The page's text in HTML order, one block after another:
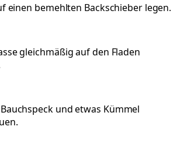
einen bemehlten Backschieber legen.
gleichmäßig auf den Fladen
und etwas Kümmel